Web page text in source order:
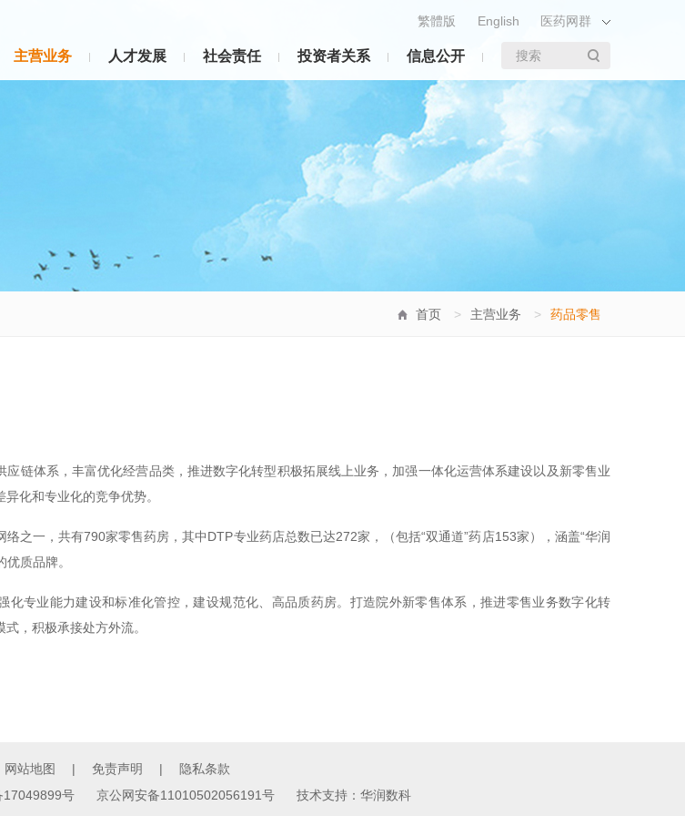
主营业务 人才发展 社会责任 投资者关系 信息公开
医药网群
繁體版 English
搜索
首页 > 主营业务 > 药品零售
应链体系，丰富优化经营品类，推进数字化转型积极拓展线上业务，加强一体化运营体系建设以及新零售业
化和专业化的竞争优势。
之一，共有790家零售药房，其中DTP专业药店总数已达272家，（包括“双通道”药店153家），涵盖“华润
优质品牌。
化专业能力建设和标准化管控，建设规范化、高品质药房。打造院外新零售体系，推进零售业务数字化转
，积极承接处方外流。
网站地图 | 免责声明 |
隐私条款
17049899号 京公网安备11010502056191号 技术支持： 华润数科